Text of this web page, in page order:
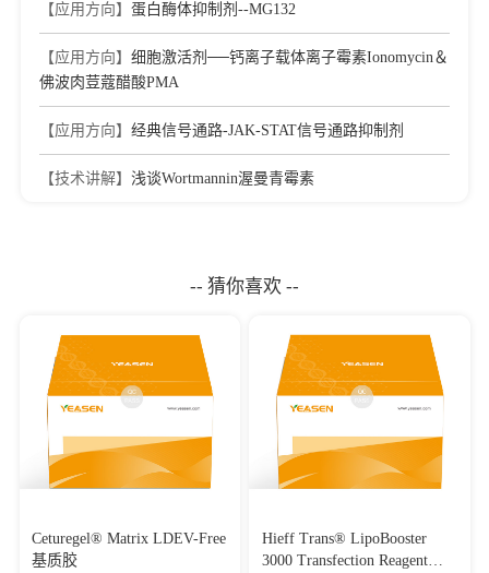
【应用方向】 蛋白酶体抑制剂--MG132
【应用方向】 细胞激活剂──钙离子载体离子霉素Ionomycin＆
佛波肉荳蔻醋酸PMA
【应用方向】 经典信号通路-JAK-STAT信号通路抑制剂
【技术讲解】 浅谈Wortmannin渥曼青霉素
-- 猜你喜欢 --
Ceturegel® Matrix LDEV-Free
基质胶
Hieff Trans® LipoBooster
3000 Transfection Reagent